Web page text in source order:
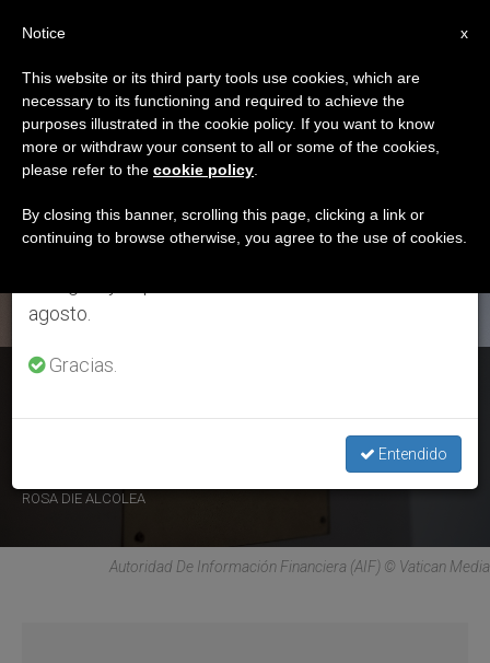
ETIQUETA
Posts Tagged
‘Egmont’
ÚLTIMAS NOTICIAS
La Autoridad de Información Financiera, dentro del circuito
ROSA DIE ALCOLEA
Autoridad De Información Financiera (AIF) © Vatican Media
×
Aviso importante
Del 27 de julio al 7 de agosto haremos la pausa
anual, aprovechando que en el periodo de verano
se generan menos informaciones y también el
agosto.
Gracias.
Entendido
x
Notice
This website or its third party tools use cookies, which are
necessary to its functioning and required to achieve the
purposes illustrated in the cookie policy. If you want to know
more or withdraw your consent to all or some of the cookies,
please refer to the cookie policy
By closing this banner, scrolling this page, clicking a link or
continuing to browse otherwise, you agree to the use of cookies.